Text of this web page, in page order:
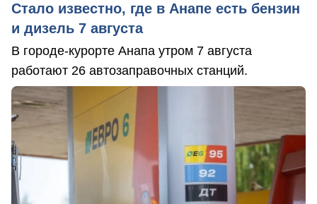
Стало известно, где в Анапе есть бензин
и дизель 7 августа
В городе-курорте Анапа утром 7 августа
работают 26 автозаправочных станций.